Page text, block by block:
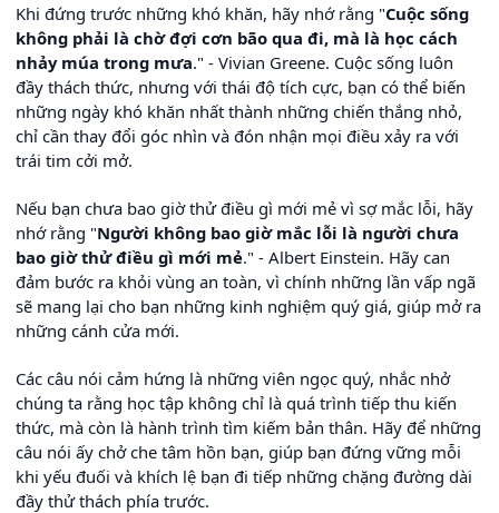
Khi đứng trước những khó khăn, hãy nhớ rằng "Cuộc sống
không phải là chờ đợi cơn bão qua đi, mà là học cách
nhảy múa trong mưa." - Vivian Greene. Cuộc sống luôn
đầy thách thức, nhưng với thái độ tích cực, bạn có thể biến
những ngày khó khăn nhất thành những chiến thắng nhỏ,
chỉ cần thay đổi góc nhìn và đón nhận mọi điều xảy ra với
trái tim cởi mở.
Nếu bạn chưa bao giờ thử điều gì mới mẻ vì sợ mắc lỗi, hãy
nhớ rằng "Người không bao giờ mắc lỗi là người chưa
bao giờ thử điều gì mới mẻ." - Albert Einstein. Hãy can
đảm bước ra khỏi vùng an toàn, vì chính những lần vấp ngã
sẽ mang lại cho bạn những kinh nghiệm quý giá, giúp mở ra
những cánh cửa mới.
Các câu nói cảm hứng là những viên ngọc quý, nhắc nhở
chúng ta rằng học tập không chỉ là quá trình tiếp thu kiến
thức, mà còn là hành trình tìm kiếm bản thân. Hãy để những
câu nói ấy chở che tâm hồn bạn, giúp bạn đứng vững mỗi
khi yếu đuối và khích lệ bạn đi tiếp những chặng đường dài
đầy thử thách phía trước.